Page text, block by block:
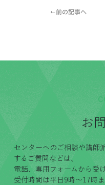
←前の記事へ
お
センターへのご相談や講師
するご質問などは、
電話、専用フォームから受
受付時間は平日9時〜17時ま